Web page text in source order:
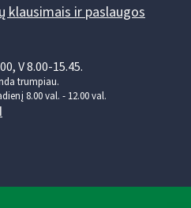
klausimais ir paslaugos
V 8.00-15.45.
trumpiau.
8.00 val. - 12.00 val.